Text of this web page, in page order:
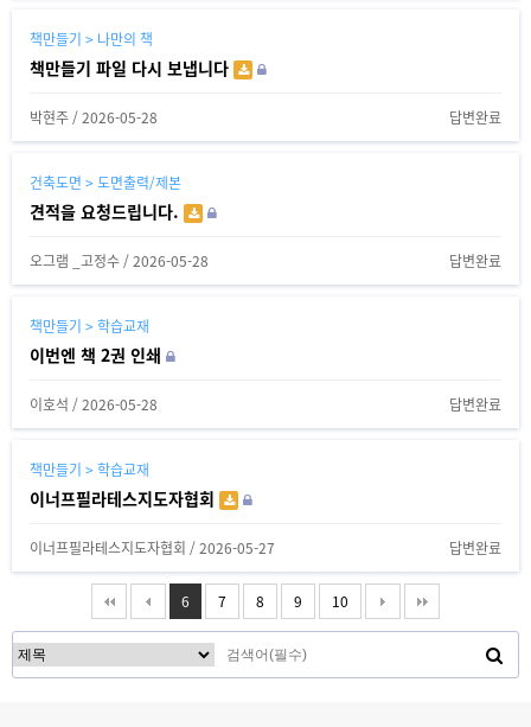
책만들기 > 나만의 책
책만들기 파일 다시 보냅니다
박현주/2026-05-28 답변완료
건축도면 > 도면출력/제본
견적을 요청드립니다.
오그램 _고정수/2026-05-28 답변완료
책만들기 > 학습교재
이번엔 책 2권 인쇄
이호석 /2026-05-28 답변완료
책만들기 > 학습교재
이너프필라테스지도자협회
이너프필라테스지도자협회 /2026-05-27 답변완료
6 7 8 9 10